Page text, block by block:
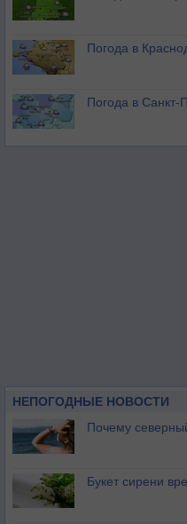
Погода в
Погода в Санкт-
НЕПОГОДНЫЕ НОВОСТИ
Почему
Букет сирени